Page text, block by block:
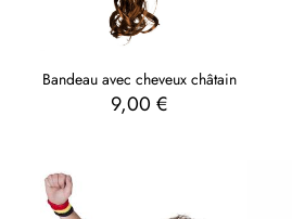
Bandeau avec cheveux châtain
9,00€